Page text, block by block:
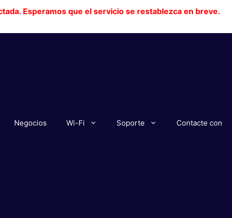
Esperamos que el servicio se restablezca en breve.
Negocios Wi-Fi Soporte Contacte con